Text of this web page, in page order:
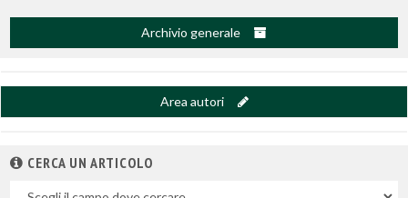
Archivio generale
Area autori
CERCA UN ARTICOLO
Nel